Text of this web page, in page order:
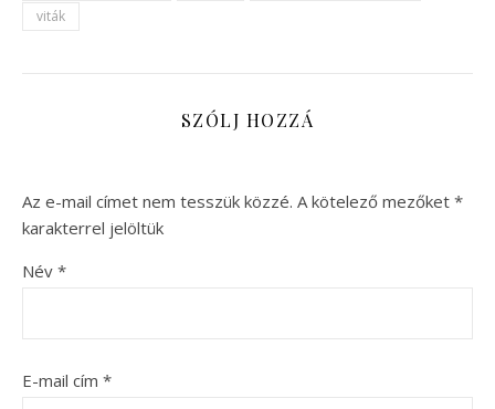
viták
SZÓLJ HOZZÁ
Az e-mail címet nem tesszük közzé. A kötelező mezőket *
karakterrel jelöltük
Név *
E-mail cím *